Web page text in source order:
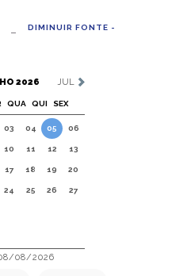
DIMINUIR FONTE -
2026 JUL
QUA QUI
SEX
03 04 05 06
10 11 12 13
17 18 19 20
24 25 26 27
08/2026